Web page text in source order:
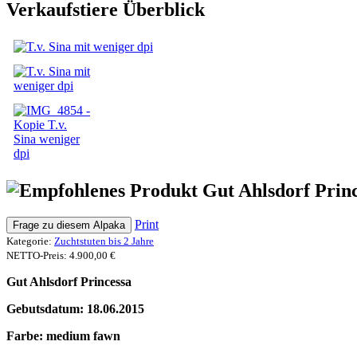
Verkaufstiere Überblick
Gut Ahlsdorf
Frage zu diesem Alpaka Print
Kategorie: Zuchtstuten bis 2 Jahre
NETTO-Preis: 4.900,00 €
Gut Ahlsdorf Princessa
Gebutsdatum: 18.06.2015
Farbe: medium fawn